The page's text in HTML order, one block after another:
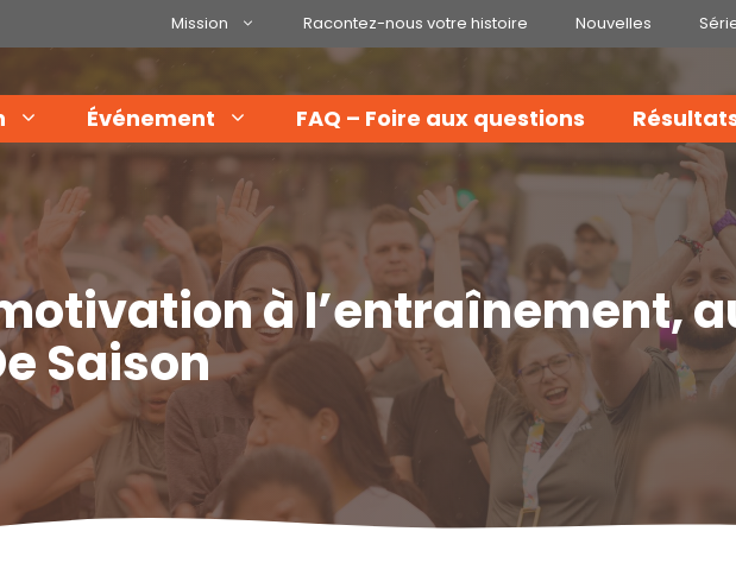
Mission Racontez-nous votre histoire Nouvelles
Événement FAQ – Foire aux questions
à l’entraînement,
Saison